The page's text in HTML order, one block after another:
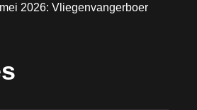
2026: Vliegenvangerboer